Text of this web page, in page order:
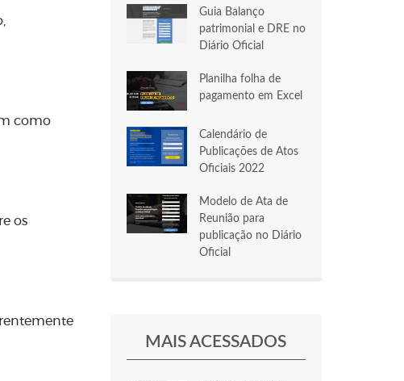
como
os
Guia Balanço
patrimonial e DRE no
Diário Oficial
Planilha folha de
pagamento em Excel
Calendário de
Publicações de Atos
Oficiais 2022
Modelo de Ata de
Reunião para
publicação no Diário
Oficial
MAIS ACESSADOS